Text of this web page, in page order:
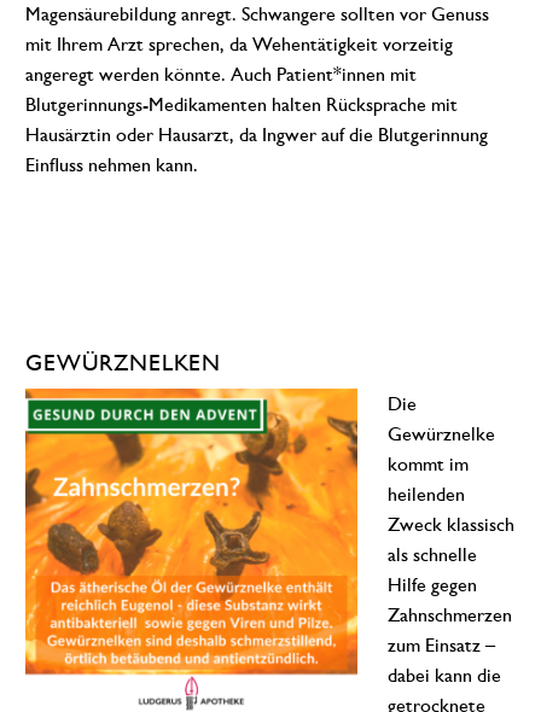
Magensäurebildung anregt. Schwangere sollten vor Genuss
mit Ihrem Arzt sprechen, da Wehentätigkeit vorzeitig
angeregt werden könnte. Auch Patient*innen mit
Blutgerinnungs-Medikamenten halten Rücksprache mit
Hausärztin oder Hausarzt, da Ingwer auf die Blutgerinnung
Einfluss nehmen kann.
GEWÜRZNELKEN
Die
Gewürznelke
kommt im
heilenden
Zweck klassisch
als schnelle
Hilfe gegen
Zahnschmerzen
zum Einsatz –
dabei kann die
getrocknete